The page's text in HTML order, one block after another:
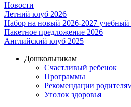
Новости
Летний клуб 2026
Набор на новый 2026-2027 учебный
Пакетное предложение 2026
Английский клуб 2025
Дошкольникам
Счастливый ребенок
Программы
Рекомендации
Уголок здоровья